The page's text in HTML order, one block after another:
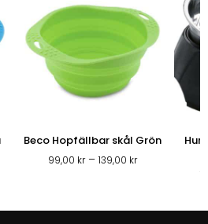
kr
Beco Hopfällbar skål Grön
99,00 kr – 139,00 krPrisintervall:
139,00 kr